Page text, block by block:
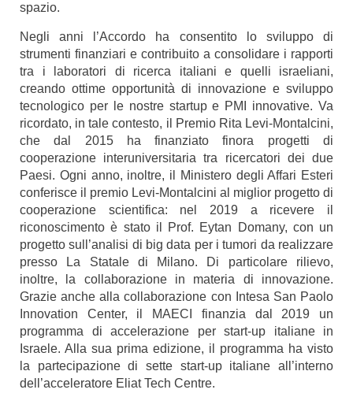
spazio.
Negli anni l’Accordo ha consentito lo sviluppo di
strumenti finanziari e contribuito a consolidare i rapporti
tra i laboratori di ricerca italiani e quelli israeliani,
creando ottime opportunità di innovazione e sviluppo
tecnologico per le nostre startup e PMI innovative. Va
ricordato, in tale contesto, il Premio Rita Levi-Montalcini,
che dal 2015 ha finanziato finora progetti di
cooperazione interuniversitaria tra ricercatori dei due
Paesi. Ogni anno, inoltre, il Ministero degli Affari Esteri
conferisce il premio Levi-Montalcini al miglior progetto di
cooperazione scientifica: nel 2019 a ricevere il
riconoscimento è stato il Prof. Eytan Domany, con un
progetto sull’analisi di big data per i tumori da realizzare
presso La Statale di Milano. Di particolare rilievo,
inoltre, la collaborazione in materia di innovazione.
Grazie anche alla collaborazione con Intesa San Paolo
Innovation Center, il MAECI finanzia dal 2019 un
programma di accelerazione per start-up italiane in
Israele. Alla sua prima edizione, il programma ha visto
la partecipazione di sette start-up italiane all’interno
dell’acceleratore Eliat Tech Centre.